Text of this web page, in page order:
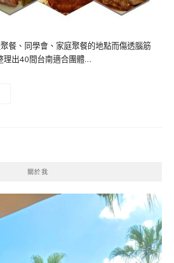
餐、同學會、家庭聚餐的地點而傷透腦筋
理出40間台南適合團體…
關於我